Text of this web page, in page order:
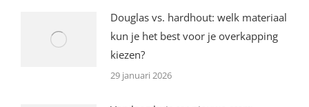
Douglas vs. hardhout: welk materiaal
kun je het best voor je overkapping
kiezen?
29 januari 2026